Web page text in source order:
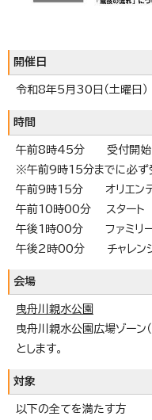
開催日
令和8年5月30日（土曜日）
時間
午前8時45分 受付開始
※午前9時15分までに必ず
午前9時15分 オリエンテー
午前10時00分 スタート
午後1時00分 ファミリ
午後2時00分 チャレン
会場
曳舟川親水公園
曳舟川親水公園広場ゾーン
とします。
対象
以下の全てを満たす方